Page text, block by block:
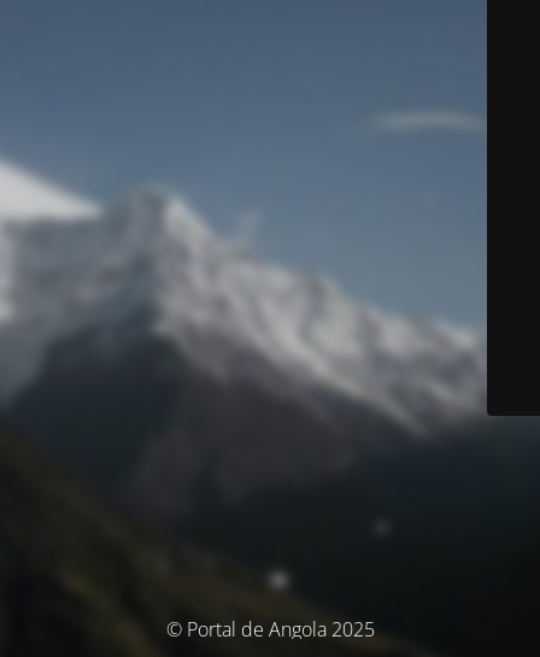
© Portal de Angola 2025